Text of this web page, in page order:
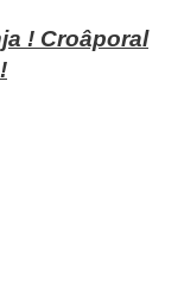
! Croâporal